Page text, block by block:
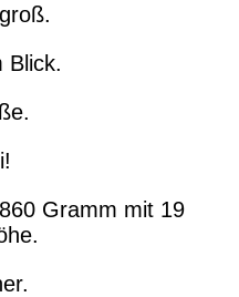
Blick.
Gramm mit 19